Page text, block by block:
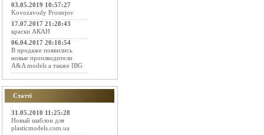
03.05.2019 10:57:27
Kovozavody Prostejov
17.07.2017 21:28:43
краски АКАН
06.04.2017 20:10:54
В продаже появились
новые производители
A&A models а также IBG
Статті
31.05.2010 11:25:28
Новый шаблон для
plasticmodels.com.ua